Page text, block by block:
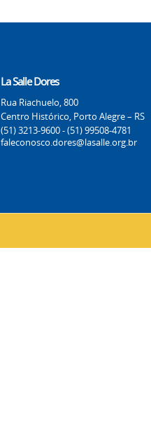
La Salle Dores
Rua Riachuelo, 800
Centro Histórico, Porto Alegre – RS
(51) 3213-9600 - (51) 99508-4781
faleconosco.dores@lasalle.org.br